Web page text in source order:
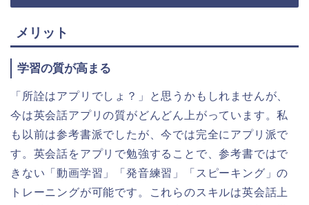
メリット
学習の質が高まる
「所詮はアプリでしょ？」と思うかもしれませんが、
今は英会話アプリの質がどんどん上がっています。私
も以前は参考書派でしたが、今では完全にアプリ派で
す。英会話をアプリで勉強することで、参考書ではで
きない「動画学習」「発音練習」「スピーキング」の
トレーニングが可能です。これらのスキルは英会話上